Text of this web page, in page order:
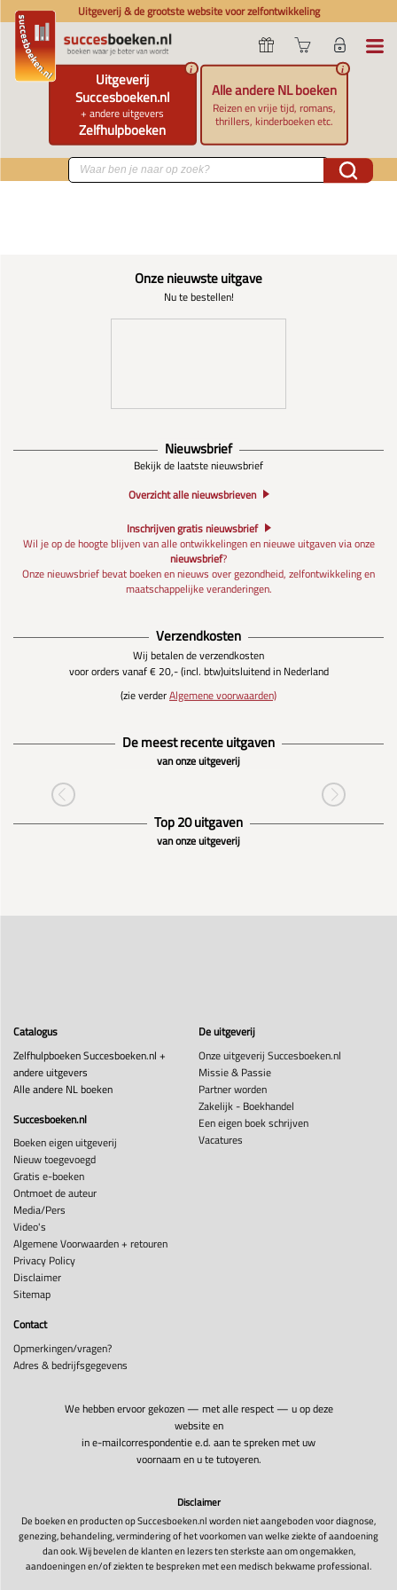
Uitgeverij & de grootste website voor zelfontwikkeling
Uitgeverij
Succesboeken.nl
+ andere uitgevers
Zelfhulpboeken
i
Alle andere NL boeken
Reizen en vrije tijd, romans,
thrillers, kinderboeken etc.
i
Onze nieuwste uitgave
Nu te bestellen!
Nieuwsbrief
Bekijk de laatste nieuwsbrief
Overzicht alle nieuwsbrieven
Inschrijven gratis nieuwsbrief
Wil je op de hoogte blijven van alle ontwikkelingen en nieuwe uitgaven via onze
nieuwsbrief?
Onze nieuwsbrief bevat boeken en nieuws over gezondheid, zelfontwikkeling en
maatschappelijke veranderingen.
Verzendkosten
Wij betalen de verzendkosten
voor orders vanaf € 20,- (incl. btw)uitsluitend in Nederland
(zie verderAlgemene voorwaarden)
De meest recente uitgaven
van onze uitgeverij
Top 20 uitgaven
van onze uitgeverij
Catalogus
Zelfhulpboeken Succesboeken.nl +
andere uitgevers
Alle andere NL boeken
Succesboeken.nl
Boeken eigen uitgeverij
Nieuw toegevoegd
Gratis e-boeken
Ontmoet de auteur
Media/Pers
Video's
Algemene Voorwaarden + retouren
Privacy Policy
Disclaimer
Sitemap
De uitgeverij
Onze uitgeverij Succesboeken.nl
Missie & Passie
Partner worden
Zakelijk - Boekhandel
Een eigen boek schrijven
Vacatures
Contact
Opmerkingen/vragen?
Adres & bedrijfsgegevens
We hebben ervoor gekozen — met alle respect — u op deze
website en
in e-mailcorrespondentie e.d. aan te spreken met uw
voornaam en u te tutoyeren.
Disclaimer
De boeken en producten op Succesboeken.nl worden niet aangeboden voor diagnose,
genezing, behandeling, vermindering of het voorkomen van welke ziekte of aandoening
dan ook. Wij bevelen de klanten en lezers ten sterkste aan om ongemakken,
aandoeningen en/of ziekten te bespreken met een medisch bekwame professional.